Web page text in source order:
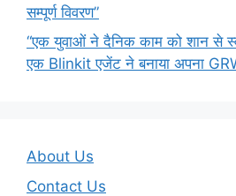
सम्पूर्ण विवरण”
“एक युवाओं ने दैनिक काम को शान से
एक Blinkit एजेंट ने बनाया अपना
About Us
Contact Us